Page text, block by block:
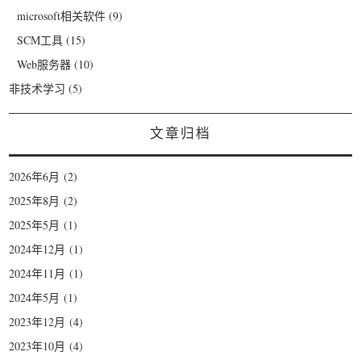
microsoft相关软件 (9)
SCM工具 (15)
Web服务器 (10)
非技术学习 (5)
文章归档
2026年6月 (2)
2025年8月 (2)
2025年5月 (1)
2024年12月 (1)
2024年11月 (1)
2024年5月 (1)
2023年12月 (4)
2023年10月 (4)